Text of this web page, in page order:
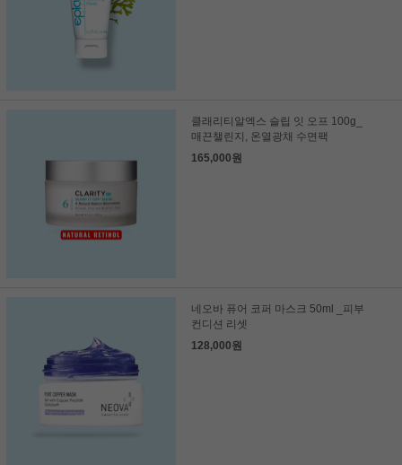
클래리티알엑스 슬립 잇 오프 100g_
매끈챌린지, 온열광채 수면팩
165,000원
네오바 퓨어 코퍼 마스크 50ml _피부
컨디션 리셋
128,000원